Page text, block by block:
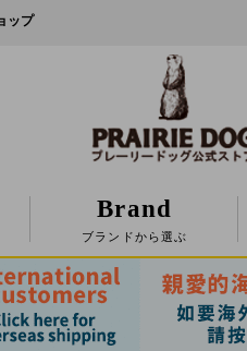
ップ
Brand
ブランドから選ぶ